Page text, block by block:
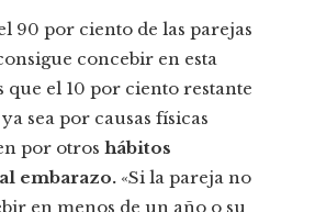
90 por ciento de las parejas
concebir en esta
que el 10 por ciento restante
sea por causas físicas
por otros hábitos
embarazo. «Si la pareja no
en menos de un año o su